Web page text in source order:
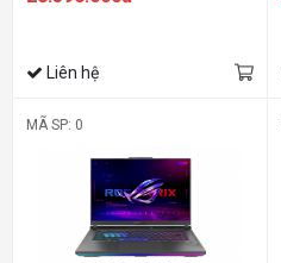
Liên hệ
MÃ SP: 0